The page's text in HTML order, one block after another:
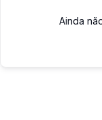
Ainda